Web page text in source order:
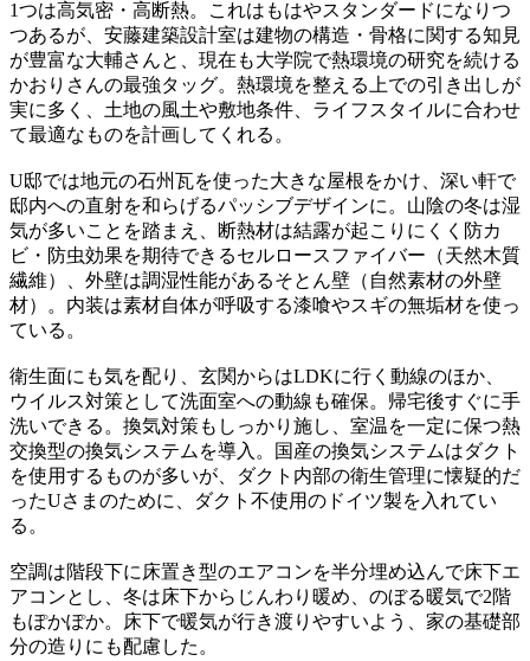
1つは高気密・高断熱。これはもはやスタンダードになりつ
つあるが、安藤建築設計室は建物の構造・骨格に関する知見
が豊富な大輔さんと、現在も大学院で熱環境の研究を続ける
かおりさんの最強タッグ。熱環境を整える上での引き出しが
実に多く、土地の風土や敷地条件、ライフスタイルに合わせ
て最適なものを計画してくれる。
U邸では地元の石州瓦を使った大きな屋根をかけ、深い軒で
邸内への直射を和らげるパッシブデザインに。山陰の冬は湿
気が多いことを踏まえ、断熱材は結露が起こりにくく防カ
ビ・防虫効果を期待できるセルロースファイバー（天然木質
繊維）、外壁は調湿性能があるそとん壁（自然素材の外壁
材）。内装は素材自体が呼吸する漆喰やスギの無垢材を使っ
ている。
衛生面にも気を配り、玄関からはLDKに行く動線のほか、
ウイルス対策として洗面室への動線も確保。帰宅後すぐに手
洗いできる。換気対策もしっかり施し、室温を一定に保つ熱
交換型の換気システムを導入。国産の換気システムはダクト
を使用するものが多いが、ダクト内部の衛生管理に懐疑的だ
ったUさまのために、ダクト不使用のドイツ製を入れてい
る。
空調は階段下に床置き型のエアコンを半分埋め込んで床下エ
アコンとし、冬は床下からじんわり暖め、のぼる暖気で2階
もぽかぽか。床下で暖気が行き渡りやすいよう、家の基礎部
分の造りにも配慮した。